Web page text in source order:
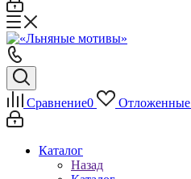
Сравнение0 Отложенные
Каталог
Назад